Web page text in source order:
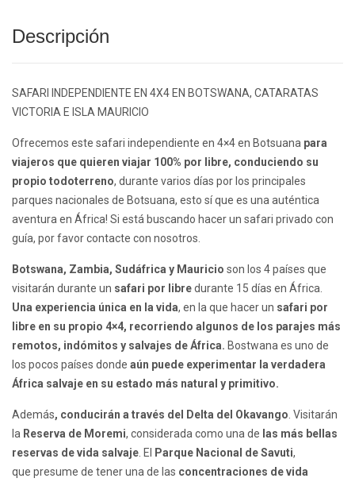
Descripción
SAFARI INDEPENDIENTE EN 4X4 EN BOTSWANA, CATARATAS
VICTORIA E ISLA MAURICIO
Ofrecemos este safari independiente en 4×4 en Botsuana para
viajeros que quieren viajar 100% por libre, conduciendo su
propio todoterreno, durante varios días por los principales
parques nacionales de Botsuana, esto sí que es una auténtica
aventura en África! Si está buscando hacer un safari privado con
guía, por favorcontacte con nosotros.
Botswana, Zambia, Sudáfrica y Mauricio son los 4 países que
visitarán durante un safari por libredurante 15 días en África.
Una experiencia única en la vida, en la que hacer un safari por
libre en su propio 4×4, recorriendo algunos de los parajes más
remotos, indómitos y salvajes de África. Bostwana es uno de
los pocos países donde aún puede experimentar la verdadera
África salvaje en su estado más natural y primitivo.
Además, conducirán a través del Delta del Okavango. Visitarán
la Reserva de Moremi, considerada como una de las más bellas
reservas de vida salvaje. El Parque Nacional de Savuti,
que presume de tener una de las concentraciones de vida